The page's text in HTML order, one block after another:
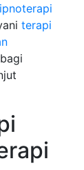
terapi